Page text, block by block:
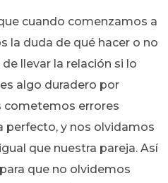
cuando comenzamos a
la duda de qué hacer o no
llevar la relación si lo
algo duradero por
cometemos errores
perfecto, y nos olvidamos
que nuestra pareja. Así
que no olvidemos